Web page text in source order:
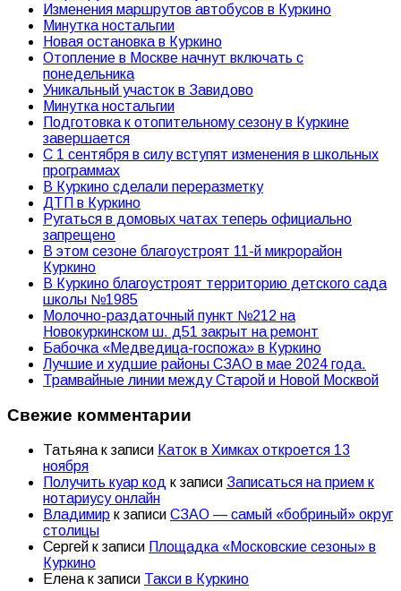
Изменения маршрутов автобусов в Куркино
Минутка ностальгии
Новая остановка в Куркино
Отопление в Москве начнут включать с
понедельника
Уникальный участок в Завидово
Минутка ностальгии
Подготовка к отопительному сезону в Куркине
завершается
С 1 сентября в силу вступят изменения в школьных
программах
В Куркино сделали переразметку
ДТП в Куркино
Ругаться в домовых чатах теперь официально
запрещено
В этом сезоне благоустроят 11-й микрорайон
Куркино
В Куркино благоустроят территорию детского сада
школы №1985
Молочно-раздаточный пункт №212 на
Новокуркинском ш. д51 закрыт на ремонт
Бабочка «Медведица-госпожа» в Куркино
Лучшие и худшие районы СЗАО в мае 2024 года.
Трамвайные линии между Старой и Новой Москвой
Свежие комментарии
Татьяна к записи Каток в Химках откроется 13
ноября
Получить куар код к записи Записаться на прием к
нотариусу онлайн
Владимир к записи СЗАО — самый «бобриный» округ
столицы
Сергей к записи Площадка «Московские сезоны» в
Куркино
Елена к записи Такси в Куркино